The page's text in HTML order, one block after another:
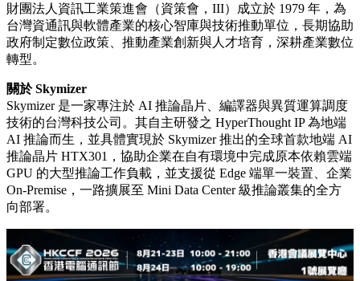
財團法人資訊工業策進會（資策會，III）成立於 1979 年，為
台灣資通訊與軟體產業的核心智庫與技術推動單位，長期協助
政府制定數位政策、推動產業創新與人才培育，深耕產業數位
轉型。
關於 Skymizer
Skymizer 是一家專注於 AI 推論晶片、編譯器與異質運算調度
技術的台灣科技公司。其自主研發之 HyperThought IP 為地端
AI 推論而生，並具體實現於 Skymizer 推出的全球首款地端 AI
推論晶片 HTX301，協助企業在自有環境中完成原本依賴雲端
GPU 的大型推論工作負載，並支援從 Edge 端單一裝置、企業
On-Premise，一路擴展至 Mini Data Center 級推論叢集的全方
向部署。